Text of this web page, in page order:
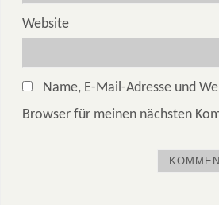
Website
Name, E-Mail-Adresse und
Browser für meinen nächsten